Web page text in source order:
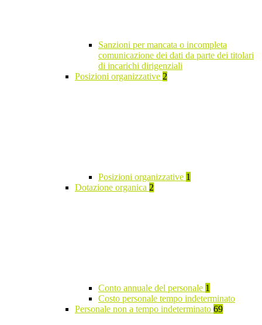
Sanzioni per mancata o incompleta
comunicazione dei dati da parte dei titolari
di incarichi dirigenziali
Posizioni organizzative 2
Posizioni organizzative 1
Dotazione organica 2
Conto annuale del personale 1
Costo personale tempo indeterminato
Personale non a tempo indeterminato 69